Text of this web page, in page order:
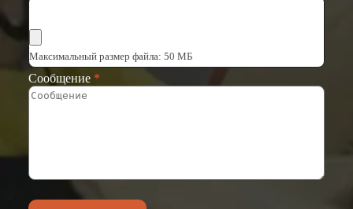
Максимальный размер файла: 50 МБ
Сообщение *